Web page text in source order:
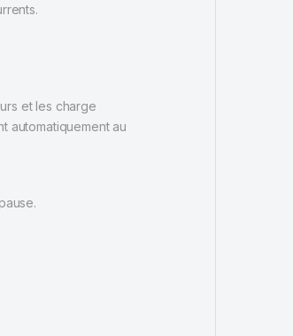
et les charge
automatiquement au